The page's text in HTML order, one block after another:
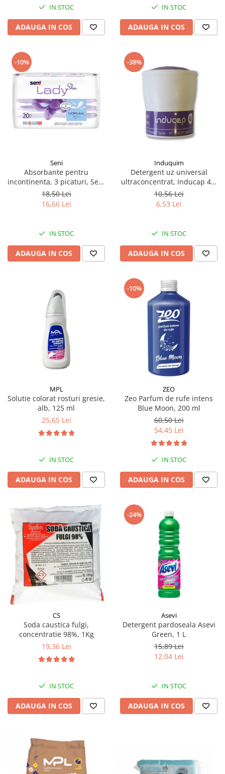
IN STOC
ADAUGA IN COS
IN STOC
ADAUGA IN COS
-10%
Seni
Absorbante pentru
incontinenta​​​​​​​, 3 picaturi, Seni
Lady Slim Normal, 20 buc
18,50 Lei
16,66 Lei
IN STOC
ADAUGA IN COS
-38%
Induquim
Detergent uz universal
ultraconcentrat, Inducap 40,
22 ml
10,56 Lei
6,53 Lei
IN STOC
ADAUGA IN COS
MPL
Solutie colorat rosturi gresie,
alb, 125 ml
25,65 Lei
IN STOC
ADAUGA IN COS
-10%
ZEO
Zeo Parfum de rufe intens
Blue Moon, 200 ml
60,50 Lei
54,45 Lei
IN STOC
ADAUGA IN COS
CS
Soda caustica fulgi,
concentratie 98%, 1Kg
19,36 Lei
IN STOC
ADAUGA IN COS
-24%
Asevi
Detergent pardoseala Asevi
Green, 1 L
15,89 Lei
12,04 Lei
IN STOC
ADAUGA IN COS